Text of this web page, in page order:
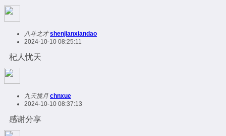
八斗之才 shenjianxiandao
2024-10-10 08:25:11
杞人忧天
九天揽月 chnxue
2024-10-10 08:37:13
感谢分享